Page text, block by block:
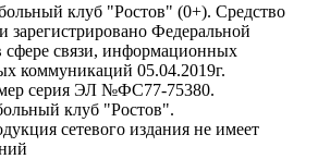
клуб "Ростов" (0+). Средство
Федеральной
сфере связи, информационных
коммуникаций 05.04.2019г.
серия ЭЛ №ФС77-75380.
клуб "Ростов".
сетевого издания не имеет